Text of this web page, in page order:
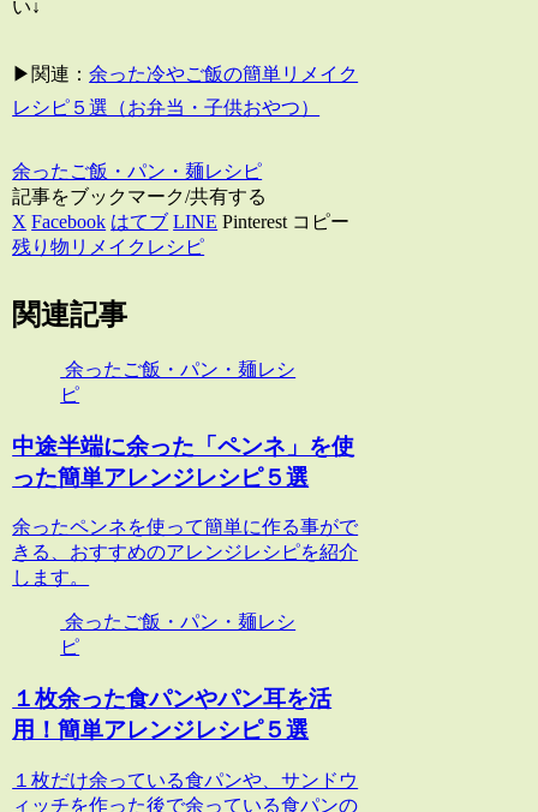
い↓
▶関連：余った冷やご飯の簡単リメイク
レシピ５選（お弁当・子供おやつ）
余ったご飯・パン・麺レシピ
記事をブックマーク/共有する
X Facebook はてブ LINE Pinterest コピー
残り物リメイクレシピ
関連記事
余ったご飯・パン・麺レシ
ピ
中途半端に余った「ペンネ」を使
った簡単アレンジレシピ５選
余ったペンネを使って簡単に作る事がで
きる、おすすめのアレンジレシピを紹介
します。
余ったご飯・パン・麺レシ
ピ
１枚余った食パンやパン耳を活
用！簡単アレンジレシピ５選
１枚だけ余っている食パンや、サンドウ
ィッチを作った後で余っている食パンの